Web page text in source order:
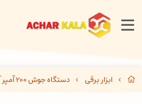
ابزار برقی دستگاه جوش 200 آمپر آروا مدل 2172